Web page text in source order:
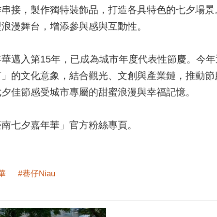
接，製作獨特裝飾品，打造各具特色的七夕場
漫舞台，增添參與感與互動性。
邁入第15年，已成為城市年度代表性節慶。今
的文化意象，結合觀光、文創與產業鏈，推動
佳節感受城市專屬的甜蜜浪漫與幸福記憶。
七夕嘉年華」官方粉絲專頁。
#巷仔Niau